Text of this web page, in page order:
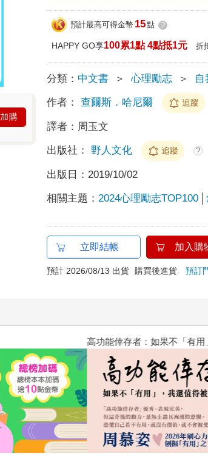
加購
預計最高可得金幣 15點 ?
HAPPY GO享100累1點 4點抵1元 折
分類： 中文書 ＞ 心理勵志 ＞ 自
作者： 查爾斯．哈尼爾 追蹤
譯者： 周玉文
出版社： 野人文化 追蹤 ?
出版日： 2019/10/02
相關主題： 2024心理勵志TOP100
立即結帳 加入購
預計 2026/08/13 出貨 購買後進貨預訂
高功能倖存者：如果不「有用